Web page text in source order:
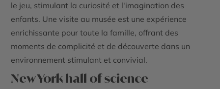
le jeu, stimulant la curiosité et l'imagination des
enfants. Une visite au musée est une expérience
enrichissante pour toute la famille, offrant des
moments de complicité et de découverte dans un
environnement stimulant et convivial.
New York hall of science